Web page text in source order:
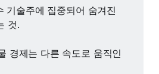
기술주에 집중되어 숨겨진
것.
경제는 다른 속도로 움직인